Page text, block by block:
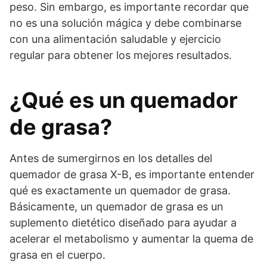
peso. Sin embargo, es importante recordar que
no es una solución mágica y debe combinarse
con una alimentación saludable y ejercicio
regular para obtener los mejores resultados.
¿Qué es un quemador
de grasa?
Antes de sumergirnos en los detalles del
quemador de grasa X-B, es importante entender
qué es exactamente un quemador de grasa.
Básicamente, un quemador de grasa es un
suplemento dietético diseñado para ayudar a
acelerar el metabolismo y aumentar la quema de
grasa en el cuerpo.